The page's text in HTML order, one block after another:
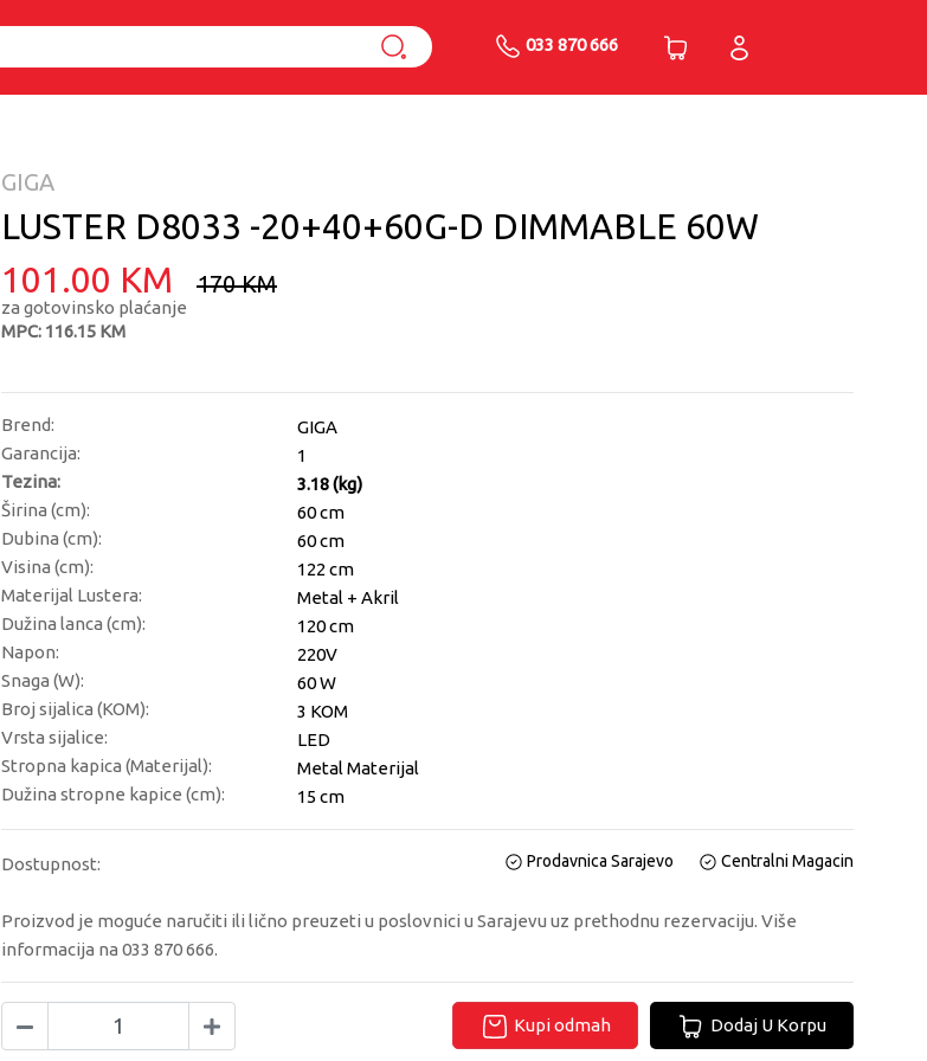
033 870 666
GIGA
LUSTER D8033 -20+40+60G-D DIMMABLE 60W
101.00 KM
za gotovinsko plaćanje
170 KM
MPC: 116.15 KM
Brend:
GIGA
Garancija:
1
Tezina:
3.18 (kg)
Širina (cm):
60 cm
Dubina (cm):
60 cm
Visina (cm):
122 cm
Materijal Lustera:
Metal + Akril
Dužina lanca (cm):
120 cm
Napon:
220V
Snaga (W):
60 W
Broj sijalica (KOM):
3 KOM
Vrsta sijalice:
LED
Stropna kapica (Materijal):
Metal Materijal
Dužina stropne kapice (cm):
15 cm
Dostupnost: Prodavnica Sarajevo Centralni Magacin
Proizvod je moguće naručiti ili lično preuzeti u poslovnici u Sarajevu uz prethodnu rezervaciju. Više
informacija na 033 870 666.
Dodaj U Korpu
Kupi odmah